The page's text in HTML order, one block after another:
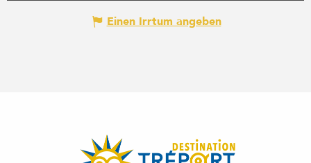
Einen Irrtum angeben